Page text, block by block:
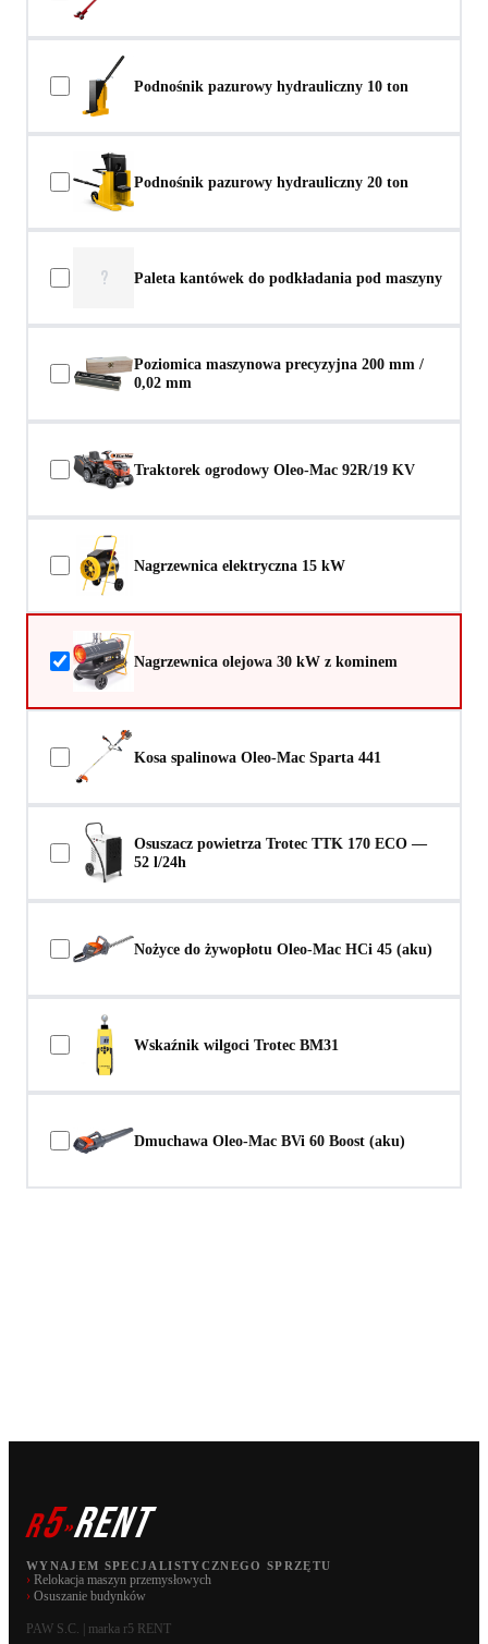
Podnośnik pazurowy hydrauliczny 10 ton
Podnośnik pazurowy hydrauliczny 20 ton
? Paleta kantówek do podkładania pod maszyny
Poziomica maszynowa precyzyjna 200 mm /
0,02 mm
Traktorek ogrodowy Oleo-Mac 92R/19 KV
Nagrzewnica elektryczna 15 kW
Nagrzewnica olejowa 30 kW z kominem
Kosa spalinowa Oleo-Mac Sparta 441
Osuszacz powietrza Trotec TTK 170 ECO —
52 l/24h
Nożyce do żywopłotu Oleo-Mac HCi 45 (aku)
Wskaźnik wilgoci Trotec BM31
Dmuchawa Oleo-Mac BVi 60 Boost (aku)
r5»RENT
WYNAJEM SPECJALISTYCZNEGO SPRZĘTU
› Relokacja maszyn przemysłowych
› Osuszanie budynków
PAW S.C. | marka r5 RENT